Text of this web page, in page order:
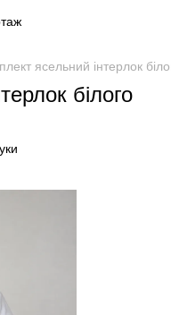
ясельний інтерлок
білого